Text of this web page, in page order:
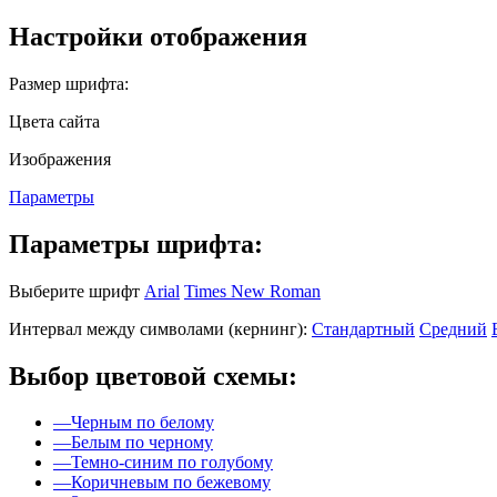
Настройки отображения
Размер шрифта:
Цвета сайта
Изображения
Параметры
Параметры шрифта:
Выберите шрифт Arial Times New Roman
Интервал между символами (кернинг): Стандартный Средний
Выбор цветовой схемы:
—Черным по белому
—Белым по черному
—Темно-синим по голубому
—Коричневым по бежевому